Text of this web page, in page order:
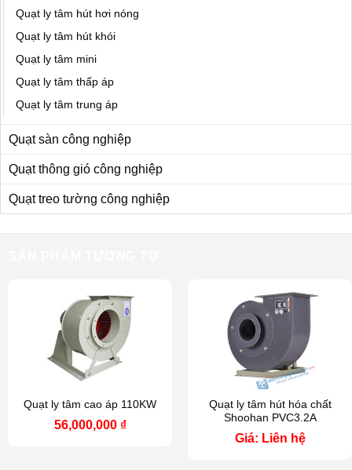
Quạt ly tâm hút hơi nóng
Quạt ly tâm hút khói
Quạt ly tâm mini
Quạt ly tâm thấp áp
Quạt ly tâm trung áp
Quạt sàn công nghiệp
Quạt thông gió công nghiệp
Quạt treo tường công nghiệp
Quạt ly tâm cao áp 110KW
56,000,000 ₫
Quạt ly tâm hút hóa chất
Shoohan PVC3.2A
Giá: Liên hệ